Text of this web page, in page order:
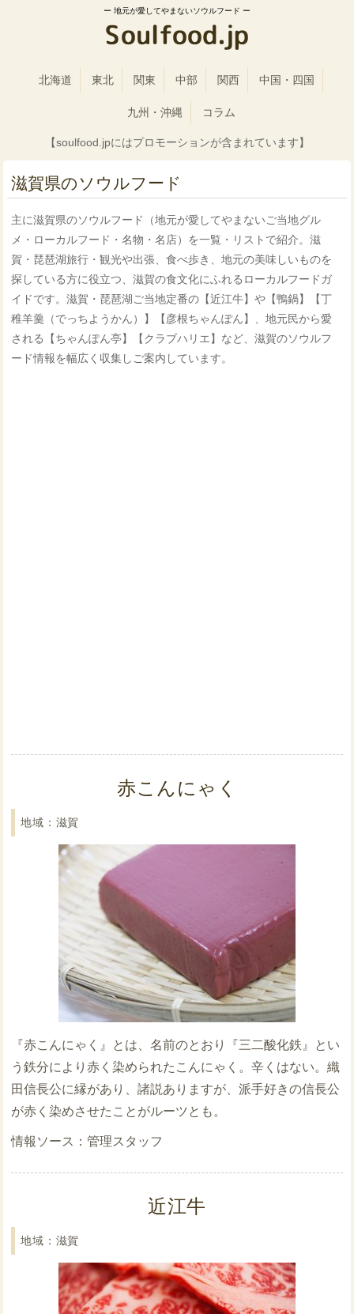
地元が愛してやまないソウルフード
北海道 東北 関東 中部 関西 中国・四国
九州・沖縄 コラム
【soulfood.jpにはプロモーションが含まれています】
滋賀県のソウルフード
主に滋賀県のソウルフード（地元が愛してやまないご当地グル
メ・ローカルフード・名物・名店）を一覧・リストで紹介。滋
賀・琵琶湖旅行・観光や出張、食べ歩き、地元の美味しいものを
探している方に役立つ、滋賀の食文化にふれるローカルフードガ
イドです。滋賀・琵琶湖ご当地定番の【近江牛】や【鴨鍋】【丁
稚羊羹（でっちようかん）】【彦根ちゃんぽん】、地元民から愛
される【ちゃんぽん亭】【クラブハリエ】など、滋賀のソウルフ
ード情報を幅広く収集しご案内しています。
赤こんにゃく
滋賀
『赤こんにゃく』とは、名前のとおり『三二酸化鉄』とい
う鉄分により赤く染められたこんにゃく。辛くはない。織
田信長公に縁があり、諸説ありますが、派手好きの信長公
が赤く染めさせたことがルーツとも。
管理スタッフ
近江牛
滋賀